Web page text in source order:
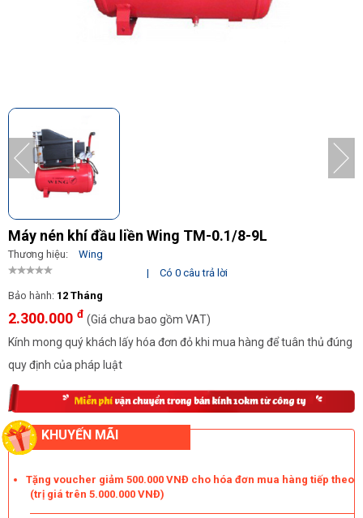
Máy nén khí đầu liền Wing TM-0.1/8-9L
Thương hiệu:
Wing
|
Có 0 câu trả lời
Bảo hành: 12 Tháng
2.300.000 đ (Giá chưa bao gồm VAT)
Kính mong quý khách lấy hóa đơn đỏ khi mua hàng để tuân thủ đúng
quy định của pháp luật
KHUYẾN MÃI
Tặng voucher giảm 500.000 VNĐ cho hóa đơn mua hàng tiếp theo
(trị giá trên 5.000.000 VNĐ)